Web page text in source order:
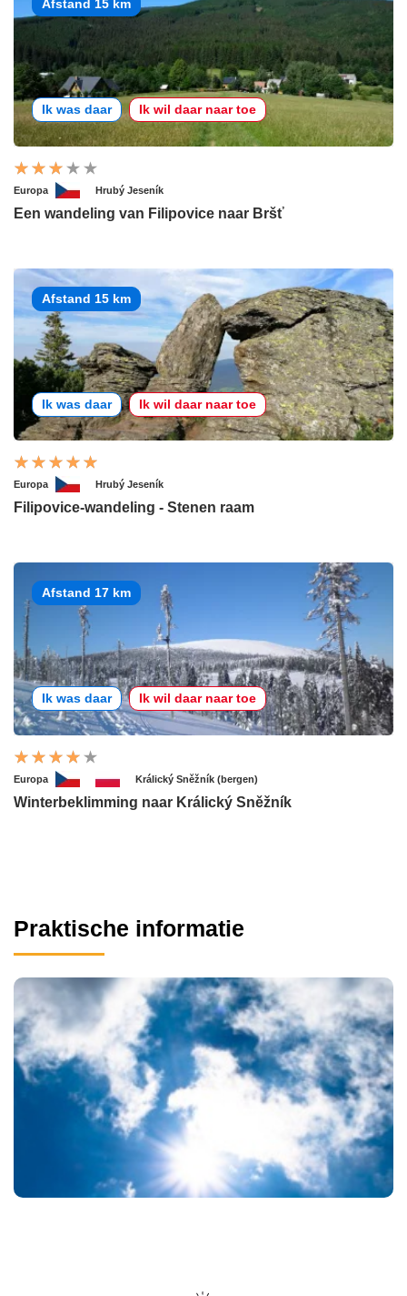
Afstand 15 km
Ik was daar Ik wil daar naar toe
Europa Hrubý Jeseník
Een wandeling van Filipovice naar Bršť
Afstand 15 km
Ik was daar Ik wil daar naar toe
Europa Hrubý Jeseník
Filipovice-wandeling - Stenen raam
Afstand 17 km
Ik was daar Ik wil daar naar toe
Europa Králický Sněžník (bergen)
Winterbeklimming naar Králický Sněžník
Praktische informatie